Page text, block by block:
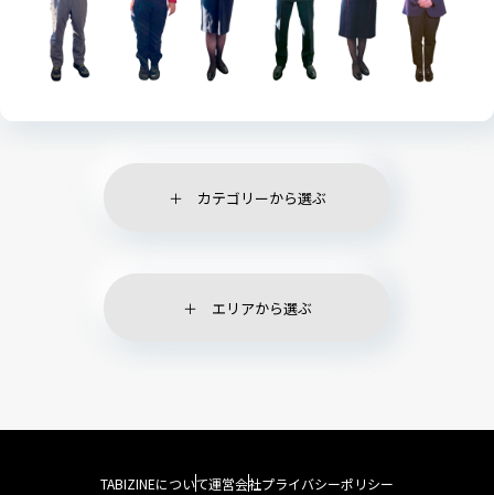
カテゴリーから選ぶ
エリアから選ぶ
TABIZINEについて運営会社プライバシーポリシー